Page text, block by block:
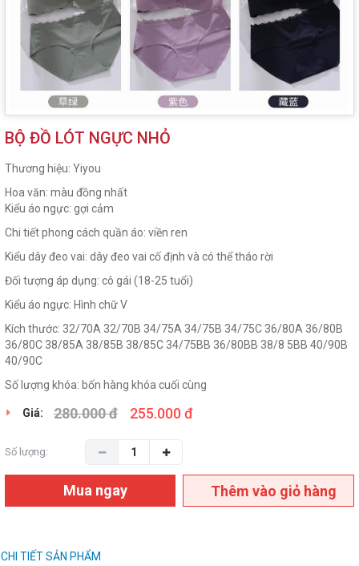
BỘ ĐỒ LÓT NGỰC NHỎ
Thương hiệu: Yiyou
Hoa văn: màu đồng nhất
Kiểu áo ngực: gợi cảm
Chi tiết phong cách quần áo: viền ren
Kiểu dây đeo vai: dây đeo vai cố định và có thể tháo rời
Đối tượng áp dụng: cô gái (18-25 tuổi)
Kiểu áo ngực: Hình chữ V
Kích thước: 32/70A 32/70B 34/75A 34/75B 34/75C 36/80A 36/80B
36/80C 38/85A 38/85B 38/85C 34/75BB 36/80BB 38/8 5BB 40/90B
40/90C
Số lượng khóa: bốn hàng khóa cuối cùng
Giá: 280.000 đ 255.000 đ
Số lượng:
Mua ngay Thêm vào giỏ hàng
CHI TIẾT SẢN PHẨM